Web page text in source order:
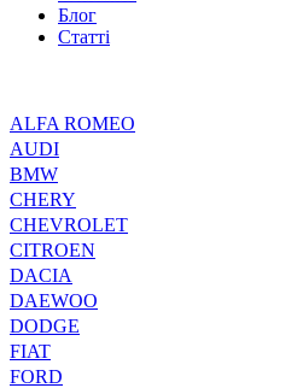
Блог
Статті
ALFA ROMEO
AUDI
BMW
CHERY
CHEVROLET
CITROEN
DACIA
DAEWOO
DODGE
FIAT
FORD